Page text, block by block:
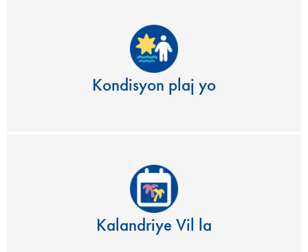
Kondisyon plaj yo
Kalandriye Vil la